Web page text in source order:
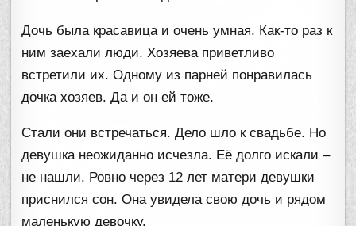
Дочь была красавица и очень умная. Как-то раз к
ним заехали люди. Хозяева приветливо
встретили их. Одному из парней понравилась
дочка хозяев. Да и он ей тоже.
Стали они встречаться. Дело шло к свадьбе. Но
девушка неожиданно исчезла. Её долго искали –
не нашли. Ровно через 12 лет матери девушки
приснился сон. Она увидела свою дочь и рядом
маленькую девочку.